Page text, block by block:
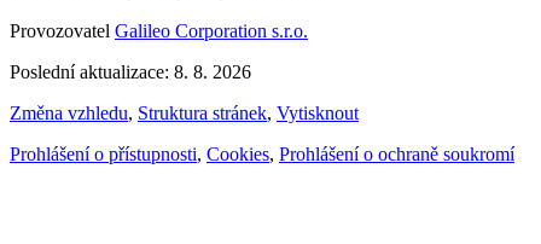
Provozovatel Galileo Corporation s.r.o.
Poslední aktualizace: 8. 8. 2026
Změna vzhledu, Struktura stránek, Vytisknout
Prohlášení o přístupnosti, Cookies, Prohlášení o ochraně soukromí